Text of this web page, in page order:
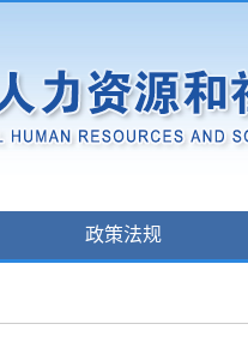
政策法规